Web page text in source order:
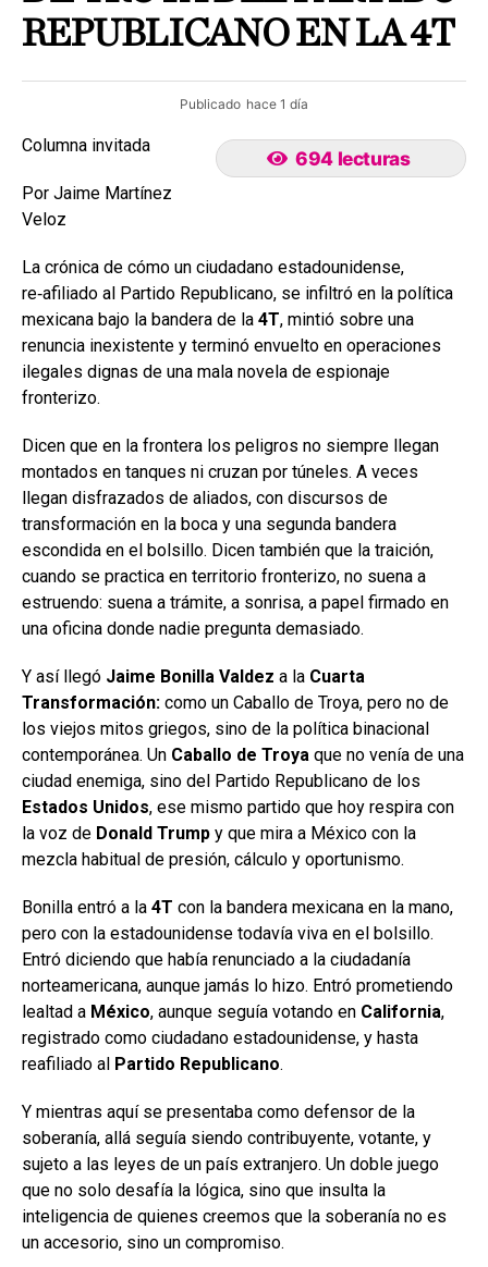
REPUBLICANO EN LA 4T
Publicado hace 1 día
694 lecturas
Columna invitada
Por Jaime Martínez
Veloz
La crónica de cómo un ciudadano estadounidense,
re‑afiliado al Partido Republicano, se infiltró en la política
mexicana bajo la bandera de la 4T, mintió sobre una
renuncia inexistente y terminó envuelto en operaciones
ilegales dignas de una mala novela de espionaje
fronterizo.
Dicen que en la frontera los peligros no siempre llegan
montados en tanques ni cruzan por túneles. A veces
llegan disfrazados de aliados, con discursos de
transformación en la boca y una segunda bandera
escondida en el bolsillo. Dicen también que la traición,
cuando se practica en territorio fronterizo, no suena a
estruendo: suena a trámite, a sonrisa, a papel firmado en
una oficina donde nadie pregunta demasiado.
Y así llegó Jaime Bonilla Valdez a la Cuarta
Transformación: como un Caballo de Troya, pero no de
los viejos mitos griegos, sino de la política binacional
contemporánea. Un Caballo de Troya que no venía de una
ciudad enemiga, sino del Partido Republicano de los
Estados Unidos, ese mismo partido que hoy respira con
la voz de Donald Trump y que mira a México con la
mezcla habitual de presión, cálculo y oportunismo.
Bonilla entró a la 4T con la bandera mexicana en la mano,
pero con la estadounidense todavía viva en el bolsillo.
Entró diciendo que había renunciado a la ciudadanía
norteamericana, aunque jamás lo hizo. Entró prometiendo
lealtad a México, aunque seguía votando en California,
registrado como ciudadano estadounidense, y hasta
reafiliado al Partido Republicano.
Y mientras aquí se presentaba como defensor de la
soberanía, allá seguía siendo contribuyente, votante, y
sujeto a las leyes de un país extranjero. Un doble juego
que no solo desafía la lógica, sino que insulta la
inteligencia de quienes creemos que la soberanía no es
un accesorio, sino un compromiso.